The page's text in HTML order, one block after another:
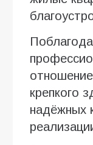
крепкого
надёжных